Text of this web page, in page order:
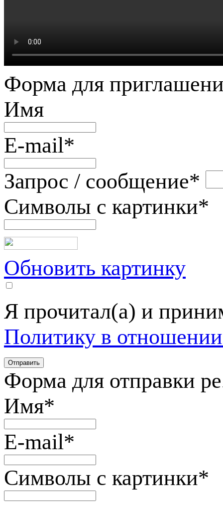
Форма для
Имя
E-mail*
Запрос / сообщение*
Символы с картинки*
Обновить картинку
Я прочитал(а) и
Политику в
Форма для отправки
Имя*
E-mail*
Символы с картинки*